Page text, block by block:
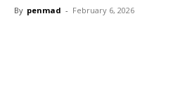
By penmad - February 6, 2026